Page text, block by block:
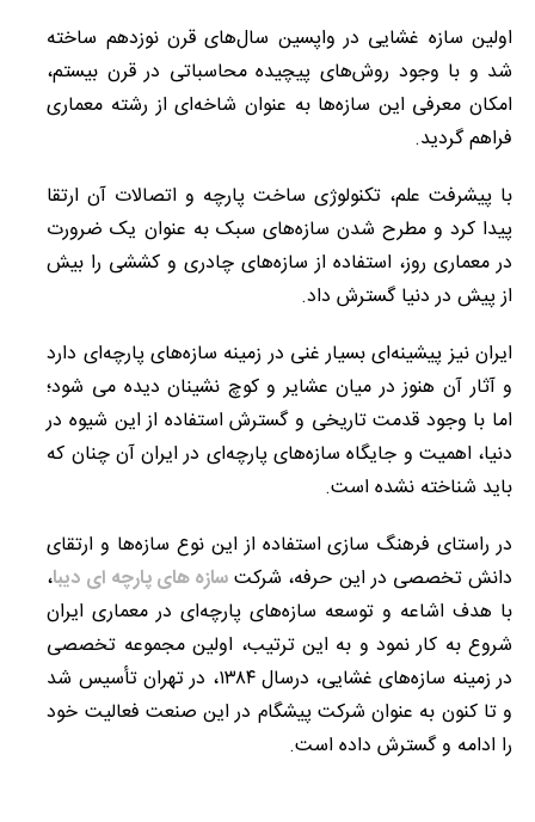
اولین سازه غشایی در واپسین سال‌های قرن نوزدهم ساخته
شد و با وجود روش‌های پیچیده محاسباتی در قرن بیستم،
امکان معرفی این سازه‌ها به عنوان شاخه‌‎ای از رشته معماری
فراهم گردید.
با پیشرفت علم، تکنولوژی ساخت پارچه و اتصالات آن ارتقا
پیدا کرد و مطرح شدن سازه‌های سبک به عنوان یک ضرورت
در معماری روز، استفاده از سازه‌‍‌های چادری و کششی را بیش
از پیش در دنیا گسترش داد.
ایران نیز پیشینه‌ای بسیار غنی در زمینه سازه‌های پارچه‌ای دارد
و آثار آن هنوز در میان عشایر و کوچ نشینان دیده می شود؛
اما با وجود قدمت تاریخی و گسترش استفاده از این شیوه در
دنیا، اهمیت و جایگاه سازه‌های پارچه‌ای در ایران آن چنان که
باید شناخته نشده است.
در راستای فرهنگ سازی استفاده از این نوع سازه‌ها و ارتقای
دانش تخصصی در این حرفه، شرکتسازه های پارچه ای دیبا،
با هدف اشاعه و توسعه سازه‌های پارچه‌ای در معماری ایران
شروع به کار نمود و به این ترتیب، اولین مجموعه تخصصی
در زمینه سازه­‌های غشایی، درسال ۱۳۸۴، در تهران تأسیس شد
و تا کنون به عنوان شرکت پیشگام در این صنعت فعالیت خود
را ادامه و گسترش داده است.